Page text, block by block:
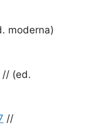
moderna)
// (ed.
//